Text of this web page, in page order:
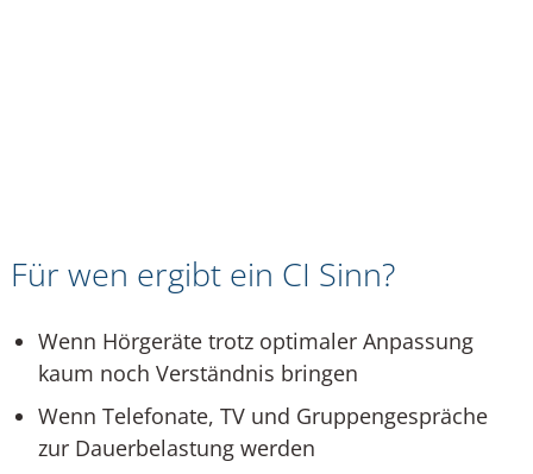
Für wen ergibt ein CI Sinn?
Wenn Hörgeräte trotz optimaler Anpassung
kaum noch Verständnis bringen
Wenn Telefonate, TV und Gruppengespräche
zur Dauerbelastung werden